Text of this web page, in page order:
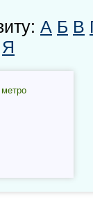
А Б В
Я